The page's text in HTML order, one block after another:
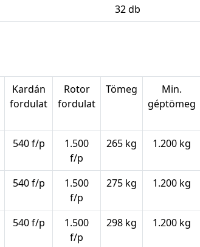
32 db
Kardán
fordulat
Rotor
fordulat
Tömeg
Min.
géptömeg
540 f/p
1.500
f/p
265 kg 1.200 kg
540 f/p
1.500
f/p
275 kg 1.200 kg
540 f/p
1.500
f/p
298 kg 1.200 kg